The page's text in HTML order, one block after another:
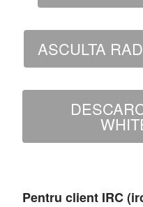
ASCULTA
Pentru client IRC